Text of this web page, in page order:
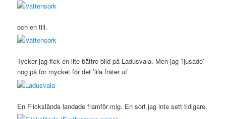
och en till.
Tycker jag fick en lite bättre bild på Ladusvala. Men jag ’ljusade’
nog på för mycket för det ’lila fräter ut’
En Flickslända landade framför mig. En sort jag inte sett tidigare.